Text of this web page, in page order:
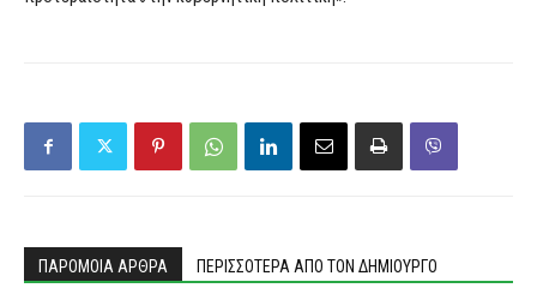
ΠΑΡΟΜΟΙΑ ΑΡΘΡΑ ΠΕΡΙΣΣΟΤΕΡΑ ΑΠΟ ΤΟΝ ΔΗΜΙΟΥΡΓΟ